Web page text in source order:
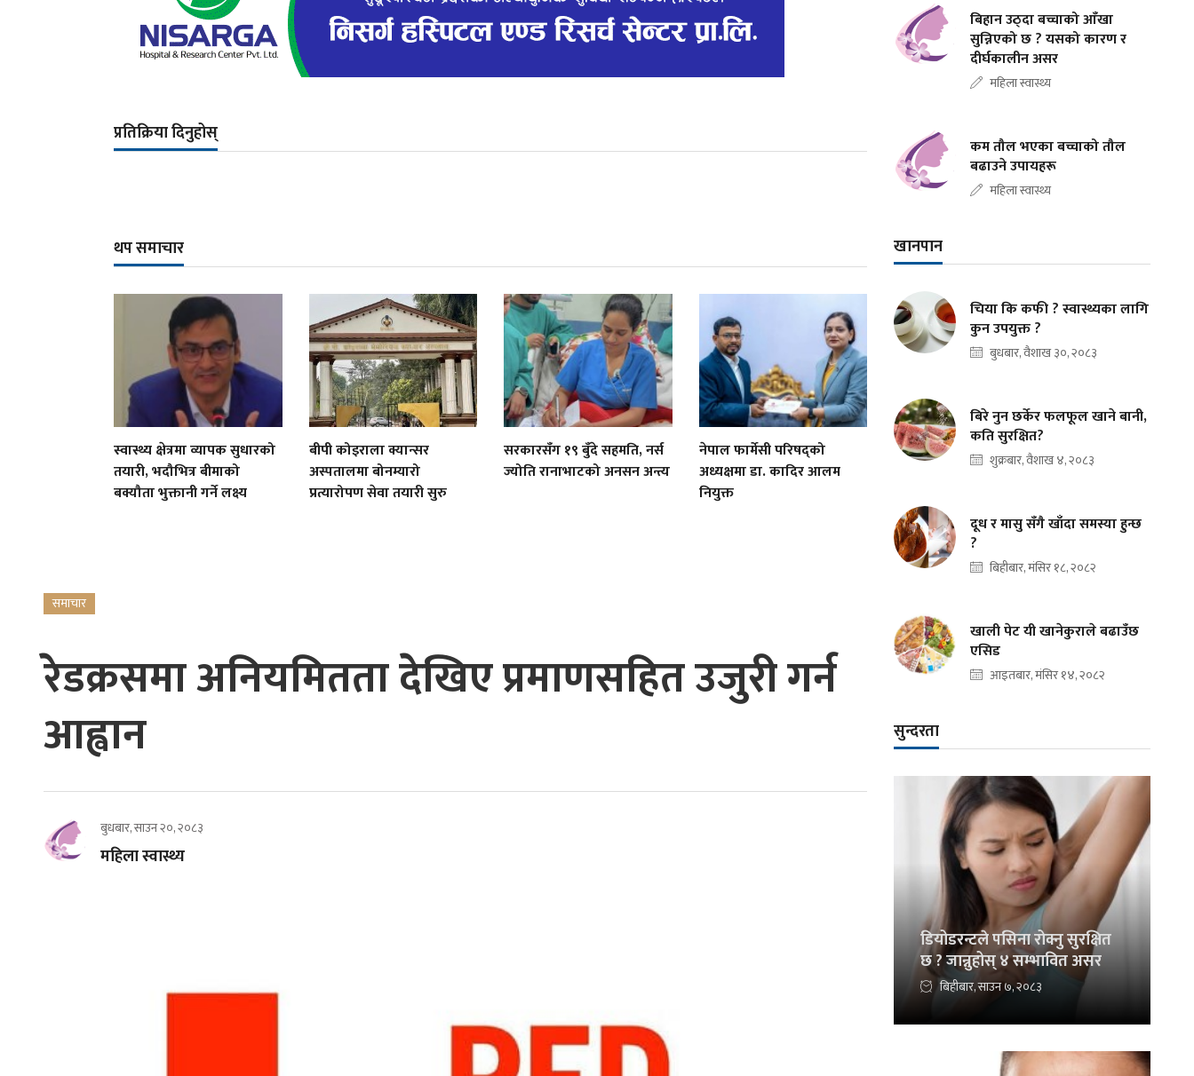
प्रतिक्रिया दिनुहोस्
थप समाचार
स्वास्थ्य क्षेत्रमा व्यापक सुधारको
तयारी, भदौभित्र बीमाको
बक्यौता भुक्तानी गर्ने लक्ष्य
बीपी कोइराला क्यान्सर
अस्पतालमा बोनम्यारो
प्रत्यारोपण सेवा तयारी सुरु
सरकारसँग १९ बुँदे सहमति, नर्स
ज्योति रानाभाटको अनसन अन्त्य
नेपाल फार्मेसी परिषद्को
अध्यक्षमा डा. कादिर आलम
नियुक्त
समाचार
रेडक्रसमा अनियमितता देखिए प्रमाणसहित उजुरी गर्न
आह्वान
बुधबार, साउन २०, २०८३
महिला स्वास्थ्य
बिहान उठ्दा बच्चाको आँखा
सुन्निएको छ ? यसको कारण र
दीर्घकालीन असर
महिला स्वास्थ्य
कम तौल भएका बच्चाको तौल
बढाउने उपायहरू
महिला स्वास्थ्य
खानपान
चिया कि कफी ? स्वास्थ्यका लागि
कुन उपयुक्त ?
बुधबार, वैशाख ३०, २०८३
बिरे नुन छर्केर फलफूल खाने बानी,
कति सुरक्षित?
शुक्रबार, वैशाख ४, २०८३
दूध र मासु सँगै खाँदा समस्या हुन्छ
?
बिहीबार, मंसिर १८, २०८२
खाली पेट यी खानेकुराले बढाउँछ
एसिड
आइतबार, मंसिर १४, २०८२
सुन्दरता
डियोडरन्टले पसिना रोक्नु सुरक्षित
छ ? जान्नुहोस् ४ सम्भावित असर
बिहीबार, साउन ७, २०८३